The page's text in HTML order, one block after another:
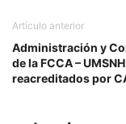
Artículo anterior
Administración y
de la FCCA –
reacreditados por